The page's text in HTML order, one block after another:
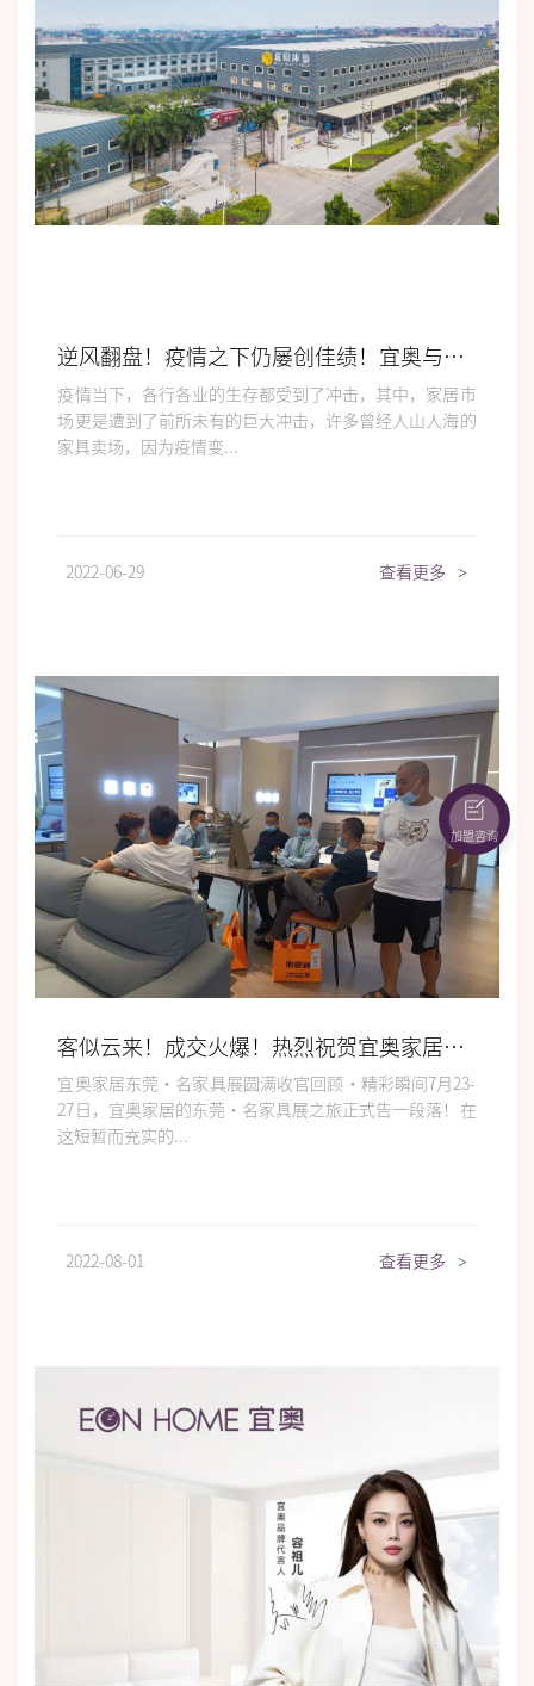
逆风翻盘！疫情之下仍屡创佳绩！宜奥与您共创新未来！
疫情当下，各行各业的生存都受到了冲击，其中，家居市
场更是遭到了前所未有的巨大冲击，许多曾经人山人海的
家具卖场，因为疫情变...
2022-06-29 查看更多 >
客似云来！成交火爆！热烈祝贺宜奥家居东莞展之行圆满收官！
宜奥家居东莞·名家具展圆满收官回顾·精彩瞬间7月23-
27日，宜奥家居的东莞·名家具展之旅正式告一段落！在
这短暂而充实的...
2022-08-01 查看更多 >
加盟咨询